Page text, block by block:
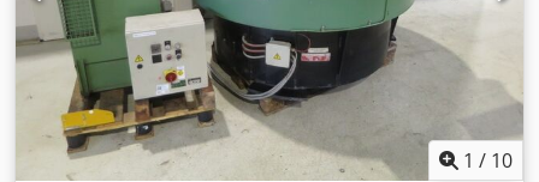
1 / 10